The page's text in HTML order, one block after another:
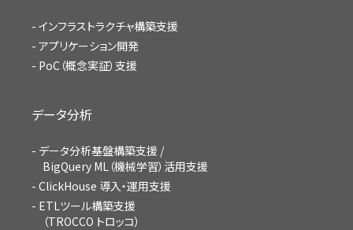
インフラストラクチャ構築支援
アプリケーション開発
PoC（概念実証）支援
データ分析
データ分析基盤構築支援 /
BigQuery ML（機械学習）活用支援
ClickHouse 導入・運用支援
ETLツール構築支援
（TROCCO トロッコ）